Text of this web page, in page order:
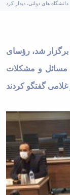
دانشگاه های دولتی، دیدار کرد.
برگزار شد، رؤسای
مسائل و مشکلات